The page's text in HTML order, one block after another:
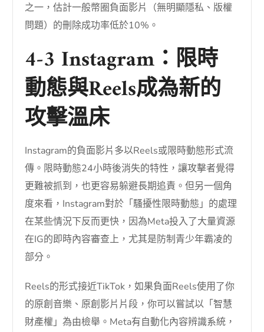
之一，估計一般幣圈負面影片（無明顯隱私、版權
問題）的刪除成功率低於10%。
4-3 Instagram：限時
動態與Reels成為新的
攻擊溫床
Instagram的負面影片多以Reels或限時動態形式流
傳。限時動態24小時後消失的特性，讓攻擊者覺得
更難被抓到，也更容易躲避長期追責。但另一個角
度來看，Instagram對於「騷擾性限時動態」的處理
在某些情況下反而更快，因為Meta投入了大量資源
在IG的即時內容審查上，尤其是防制青少年霸凌的
部分。
Reels的形式接近TikTok，如果負面Reels使用了你
的原創音樂、原創影片片段，你可以嘗試以「智慧
財產權」為由檢舉。Meta有自動化內容辨識系統，